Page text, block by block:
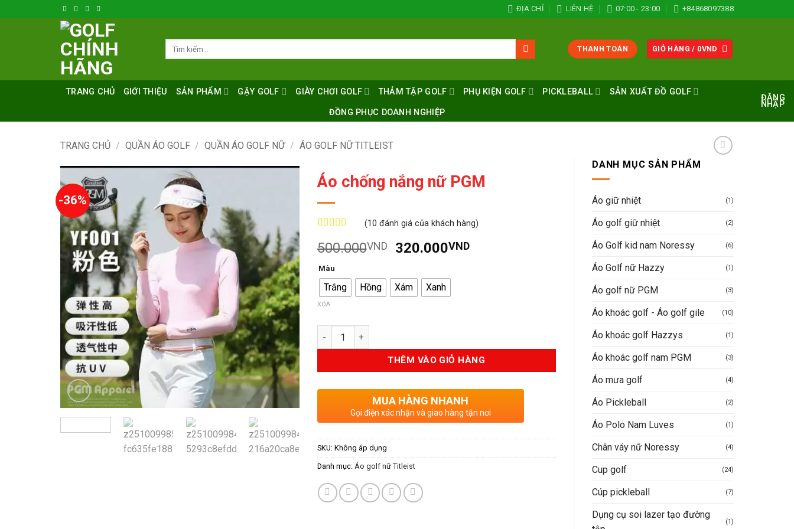
qua
ĐỊA CHỈ LIÊN HỆ 07:00 - 23:00 +84868097388
THANH TOÁN GIỎ HÀNG / 0VND
TRANG CHỦ GIỚI THIỆU SẢN PHẨM GẬY GOLF GIÀY CHƠI GOLF THẢM TẬP GOLF PHỤ KIỆN GOLF PICKLEBALL SẢN XUẤT ĐỒ GOLF
ĐỒNG PHỤC DOANH NGHIỆP
ĐĂNG
NHẬP
TRANG CHỦ / QUẦN ÁO GOLF / QUẦN ÁO GOLF NỮ / ÁO GOLF NỮ TITLEIST
DANH MỤC SẢN PHẨM
Áo giữ nhiệt (1)
Áo golf giữ nhiệt (2)
Áo Golf kid nam Noressy (6)
Áo Golf nữ Hazzy (1)
Áo golf nữ PGM (3)
Áo khoác golf - Áo golf gile (10)
Áo khoác golf Hazzys (1)
Áo khoác golf nam PGM (3)
Áo mưa golf (4)
Áo Pickleball (2)
Áo Polo Nam Luves (1)
Chân váy nữ Noressy (4)
Cup golf (24)
Cúp pickleball (7)
Dụng cụ soi lazer tạo đường
(1)
-36%
Áo chống nắng nữ PGM
trênđánh
giá
(10 đánh giá của khách hàng)
500.000VND
Giá
là:
500.000VND.
320.000VNDGiá
Màu
Trắng Hồng Xám Xanh
XÓA
Số lượng
THÊM VÀO GIỎ HÀNG
MUA HÀNG NHANH
Gọi điện xác nhận và giao hàng tận nơi
SKU: Không áp dụng
Danh mục: Áo golf nữ Titleist